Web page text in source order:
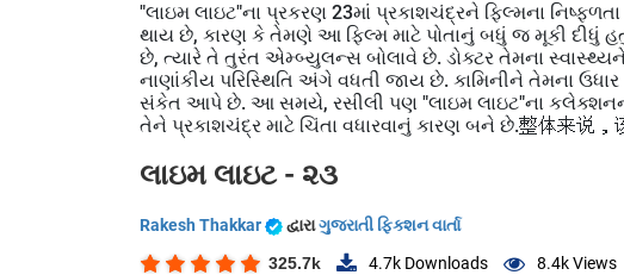
"લાઇમ લાઇટ"ના પ્રકરણ 23માં પ્રકાશચંદ્રને ફિલ્મના
થાય છે, કારણ કે તેમણે આ ફિલ્મ માટે પોતાનું બધું જ મૂકી દીધું
છે, ત્યારે તે તુરંત એમ્બ્યુલન્સ બોલાવે છે. ડોક્ટર તેમના
નાણાંકીય પરિસ્થિતિ અંગે વધતી જાય છે. કામિનીને તેમના
સંકેત આપે છે. આ સમયે, રસીલી પણ "લાઇમ લાઇટ"ના
તેને પ્રકાશચંદ્ર માટે ચિંતા વધારવાનું કારણ બને છે.整体来说，
લાઇમ લાઇટ - ૨૩
Rakesh Thakkar દ્વારાગુજરાતી ફિક્શન વાર્તા
325.7k 4.7k Downloads 8.4kViews